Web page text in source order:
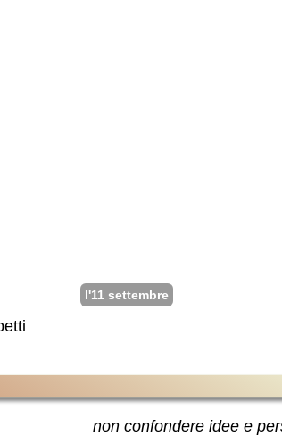
l'11 settembre
non confondere idee e